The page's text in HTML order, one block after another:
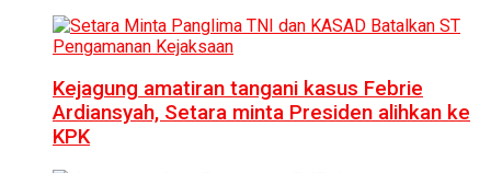
Kejagung amatiran tangani kasus Febrie
Ardiansyah, Setara minta Presiden alihkan ke
KPK